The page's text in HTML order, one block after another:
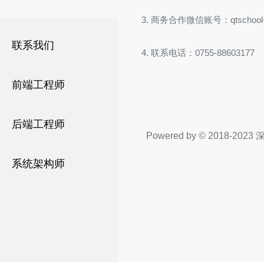
联系我们
前端工程师
后端工程师
系统架构师
3. 商务合作微信账号：
4. 联系电话：0755-88603177
Powered by © 2018-2023